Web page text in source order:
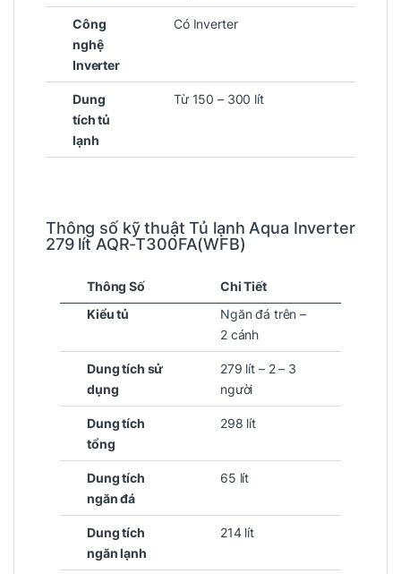
Công
nghệ
Inverter
Có Inverter
Dung
tích tủ
lạnh
Từ 150 – 300 lít
Thông số kỹ thuật Tủ lạnh Aqua Inverter
279 lít AQR-T300FA(WFB)
Thông Số
Chi Tiết
Kiểu tủ
Ngăn đá trên –
2 cánh
Dung tích sử
dụng
279 lít – 2 – 3
người
Dung tích
tổng
298 lít
Dung tích
ngăn đá
65 lít
Dung tích
ngăn lạnh
214 lít